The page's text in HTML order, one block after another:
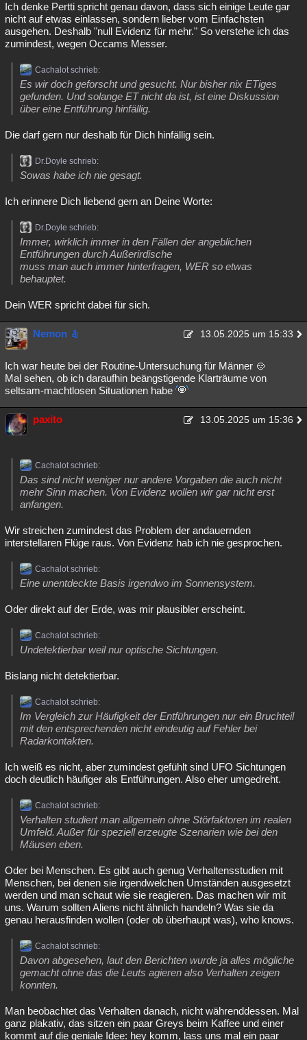
Ich denke Pertti spricht genau davon, dass sich einige Leute gar
nicht auf etwas einlassen, sondern lieber vom Einfachsten
ausgehen. Deshalb "null Evidenz für mehr." So verstehe ich das
zumindest, wegen Occams Messer.
Cachalot schrieb:
Es wir doch geforscht und gesucht. Nur bisher nix ETiges
gefunden. Und solange ET nicht da ist, ist eine Diskussion
über eine Entführung hinfällig.
Die darf gern nur deshalb für Dich hinfällig sein.
Dr.Doyle schrieb:
Sowas habe ich nie gesagt.
Ich erinnere Dich liebend gern an Deine Worte:
Dr.Doyle schrieb:
Immer, wirklich immer in den Fällen der angeblichen
Entführungen durch Außerirdische
muss man auch immer hinterfragen, WER so etwas
behauptet.
Dein WER spricht dabei für sich.
Nemon 13.05.2025 um 15:33
Ich war heute bei der Routine-Untersuchung für Männer
Mal sehen, ob ich daraufhin beängstigende Klarträume von
seltsam-machtlosen Situationen habe
paxito 13.05.2025 um 15:36
Cachalot schrieb:
Das sind nicht weniger nur andere Vorgaben die auch nicht
mehr Sinn machen. Von Evidenz wollen wir gar nicht erst
anfangen.
Wir streichen zumindest das Problem der andauernden
interstellaren Flüge raus. Von Evidenz hab ich nie gesprochen.
Cachalot schrieb:
Eine unentdeckte Basis irgendwo im Sonnensystem.
Oder direkt auf der Erde, was mir plausibler erscheint.
Cachalot schrieb:
Undetektierbar weil nur optische Sichtungen.
Bislang nicht detektierbar.
Cachalot schrieb:
Im Vergleich zur Häufigkeit der Entführungen nur ein Bruchteil
mit den entsprechenden nicht eindeutig auf Fehler bei
Radarkontakten.
Ich weiß es nicht, aber zumindest gefühlt sind UFO Sichtungen
doch deutlich häufiger als Entführungen. Also eher umgedreht.
Cachalot schrieb:
Verhalten studiert man allgemein ohne Störfaktoren im realen
Umfeld. Außer für speziell erzeugte Szenarien wie bei den
Mäusen eben.
Oder bei Menschen. Es gibt auch genug Verhaltensstudien mit
Menschen, bei denen sie irgendwelchen Umständen ausgesetzt
werden und man schaut wie sie reagieren. Das machen wir mit
uns. Warum sollten Aliens nicht ähnlich handeln? Was sie da
genau herausfinden wollen (oder ob überhaupt was), who knows.
Cachalot schrieb:
Davon abgesehen, laut den Berichten wurde ja alles mögliche
gemacht ohne das die Leuts agieren also Verhalten zeigen
konnten.
Man beobachtet das Verhalten danach, nicht währenddessen. Mal
ganz plakativ, das sitzen ein paar Greys beim Kaffee und einer
kommt auf die geniale Idee: hey komm, lass uns mal ein paar